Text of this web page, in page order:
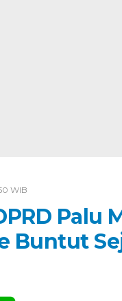
WIB
Palu
Buntut